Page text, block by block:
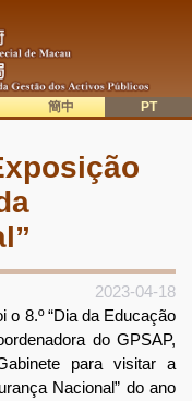
2023-04-18
8.º “Dia da Educação
do GPSAP,
para visitar a
Nacional” do ano